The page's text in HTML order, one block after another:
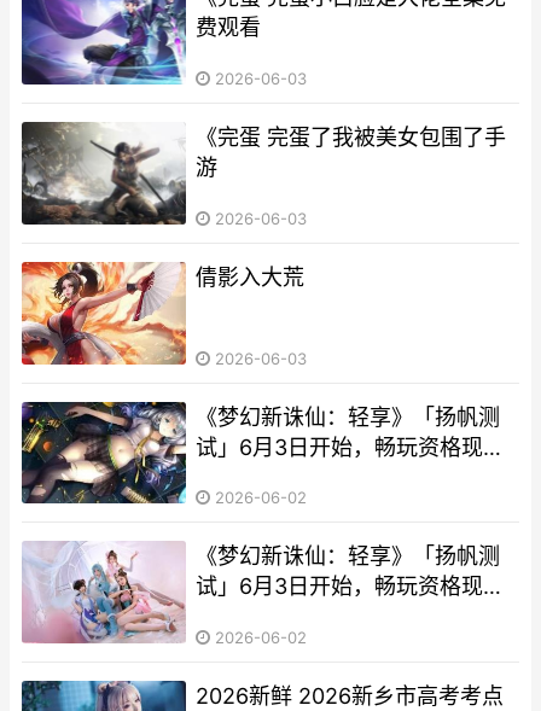
费观看
2026-06-03
《完蛋 完蛋了我被美女包围了手
游
2026-06-03
倩影入大荒
2026-06-03
《梦幻新诛仙：轻享》「扬帆测
试」6月3日开始，畅玩资格现已
2026-06-02
《梦幻新诛仙：轻享》「扬帆测
试」6月3日开始，畅玩资格现已
2026-06-02
2026新鲜 2026新乡市高考考点